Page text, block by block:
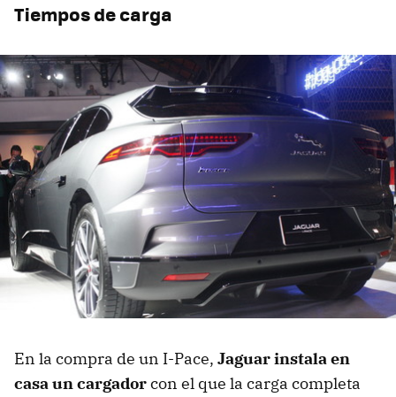
Tiempos de carga
En la compra de un I-Pace, Jaguar instala en
casa un cargadorcon el que la carga completa